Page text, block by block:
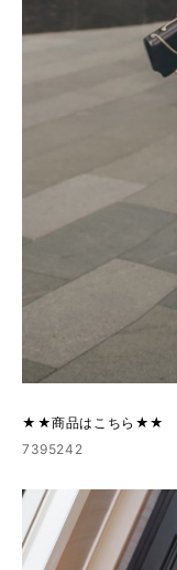
★★商品はこちら★★
7395242